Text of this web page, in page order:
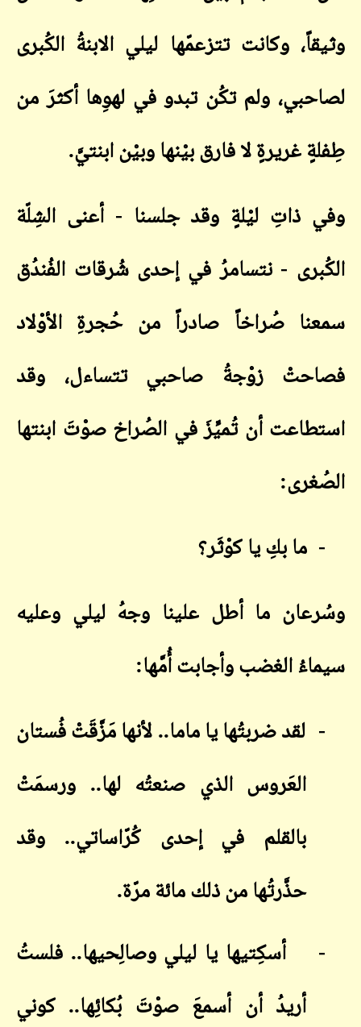
وثيقاً، وكانت تتزعمّها ليلي الابنةُ الكُبرى
لصاحبي، ولم تكُن تبدو في لهوِها أكثرَ من
طِفلةٍ غريرةٍ لا فارق بيْنها وبيْن ابنتيَّ.
وفي ذاتِ ليْلةٍ وقد جلسنا - أعنى الشِلّة
الكُبرى - نتسامرُ في إحدى شُرقات الفُندُق
سمعنا صُراخاً صادراً من حُجرةِ الأوْلاد
فصاحتْ زوْجةُ صاحبي تتساءل، وقد
استطاعت أن تُميِّزَ في الصُراخ صوْتَ ابنتها
الصُغرى:
- ما بكِ يا كوْثَر؟
وسُرعان ما أطل علينا وجهُ ليلي وعليه
سيماءُ الغضب وأجابت أُمَّها:
- لقد ضربتُها يا ماما.. لأنها مَزَّقَتْ فُستان
العَروس الذي صنعتُه لها.. ورسمَتْ
بالقلم في إحدى كُرّاساتي.. وقد
حذَّرتُها من ذلك مائة مرّة.
-
أسكِتيها يا ليلي وصالِحيها.. فلستُ
أريدُ أن أسمعَ صوْتَ بُكائِها.. كوني